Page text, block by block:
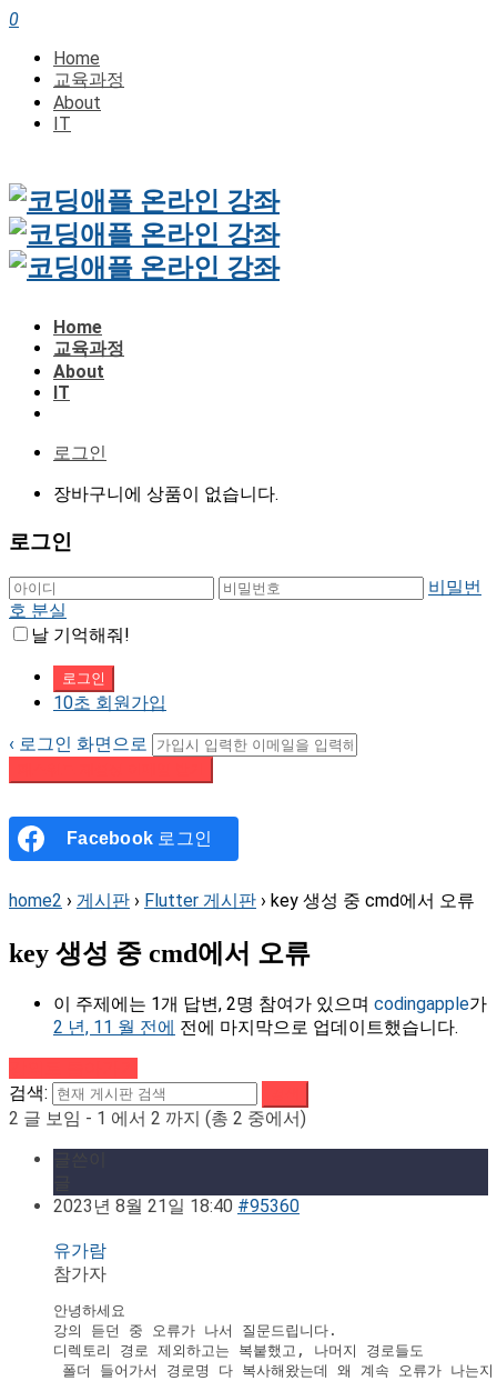
0
Home
교육과정
About
IT
Home
교육과정
About
IT
로그인
장바구니에 상품이 없습니다.
로그인
비밀번
호 분실
날 기억해줘!
10초 회원가입
‹ 로그인 화면으로
Facebook 로그인
home2 › 게시판 › Flutter 게시판 › key 생성 중 cmd에서 오류
key 생성 중 cmd에서 오류
이 주제에는 1개 답변, 2명 참여가 있으며 codingapple가
2 년, 11 월 전에 전에 마지막으로 업데이트했습니다.
검색:
2 글 보임 - 1 에서 2 까지 (총 2 중에서)
2023년 8월 21일 18:40 #95360
유가람
참가자
안녕하세요
강의 듣던 중 오류가 나서 질문드립니다.
디렉토리 경로 제외하고는 복붙했고, 나머지 경로들도
폴더 들어가서 경로명 다 복사해왔는데 왜 계속 오류가 나는